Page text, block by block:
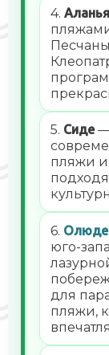
4. Аланья
5. Сиде—
пляжи и
6.
юго-
для
пляжи,